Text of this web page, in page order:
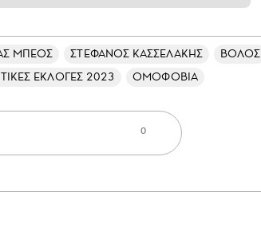
ΜΠΕΟΣ ΣΤΕΦΑΝΟΣ ΚΑΣΣΕΛΑΚΗΣ
ΒΟΛΟΣ
ΕΚΛΟΓΕΣ 2023
ΟΜΟΦΟΒΙΑ
0